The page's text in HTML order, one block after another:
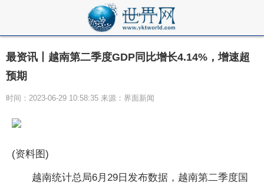
最资讯丨越南第二季度GDP同比增长4.14%，增速超
预期
时间：2023-06-29 10:58:35 来源：界面新闻
(资料图)
越南统计总局6月29日发布数据，越南第二季度国